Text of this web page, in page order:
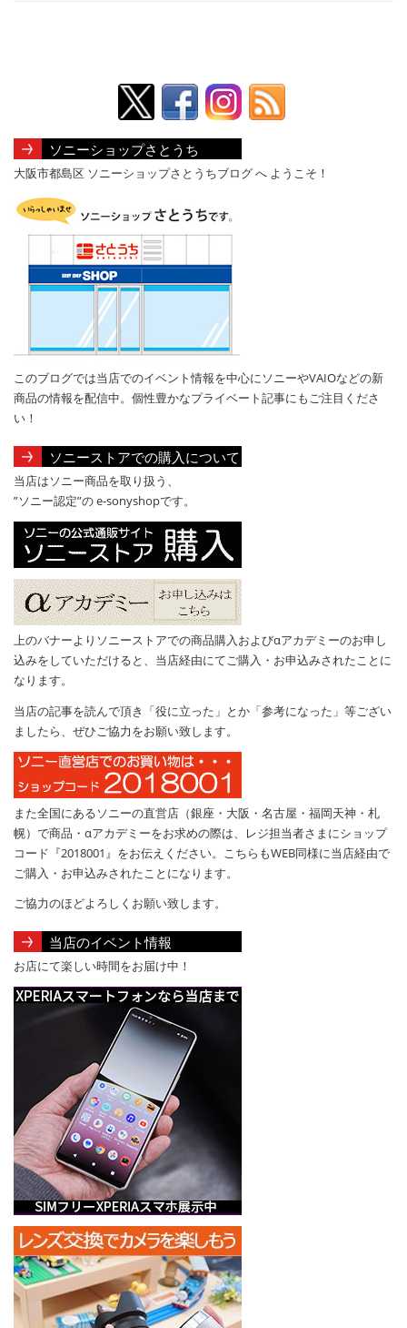
ソニーショップさとうち
大阪市都島区 ソニーショップさとうちブログ へ ようこそ！
このブログでは当店でのイベント情報を中心にソニーやVAIOなどの新
商品の情報を配信中。個性豊かなプライベート記事にもご注目くださ
い！
ソニーストアでの購入について
当店はソニー商品を取り扱う、
”ソニー認定”の e-sonyshopです。
上のバナーよりソニーストアでの商品購入およびαアカデミーのお申し
込みをしていただけると、当店経由にてご購入・お申込みされたことに
なります。
当店の記事を読んで頂き「役に立った」とか「参考になった」等ござい
ましたら、ぜひご協力をお願い致します。
また全国にあるソニーの直営店（銀座・大阪・名古屋・福岡天神・札
幌）で商品・αアカデミーをお求めの際は、レジ担当者さまにショップ
コード『2018001』をお伝えください。こちらもWEB同様に当店経由で
ご購入・お申込みされたことになります。
ご協力のほどよろしくお願い致します。
当店のイベント情報
お店にて楽しい時間をお届け中！